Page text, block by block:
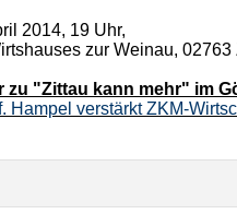
2014, 19 Uhr,
zur Weinau, 02763
zu "Zittau kann mehr" im
Hampel verstärkt ZKM-